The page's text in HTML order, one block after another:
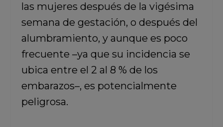
las mujeres después de la vigésima
semana de gestación, o después del
alumbramiento, y aunque es poco
frecuente –ya que su incidencia se
ubica entre el 2 al 8 % de los
embarazos–, es potencialmente
peligrosa.